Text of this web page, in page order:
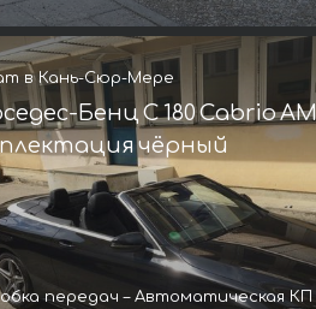
в Кань-Сюр-Мере
Бенц C 180 Cabrio
чёрный
передач – Автоматическая КП